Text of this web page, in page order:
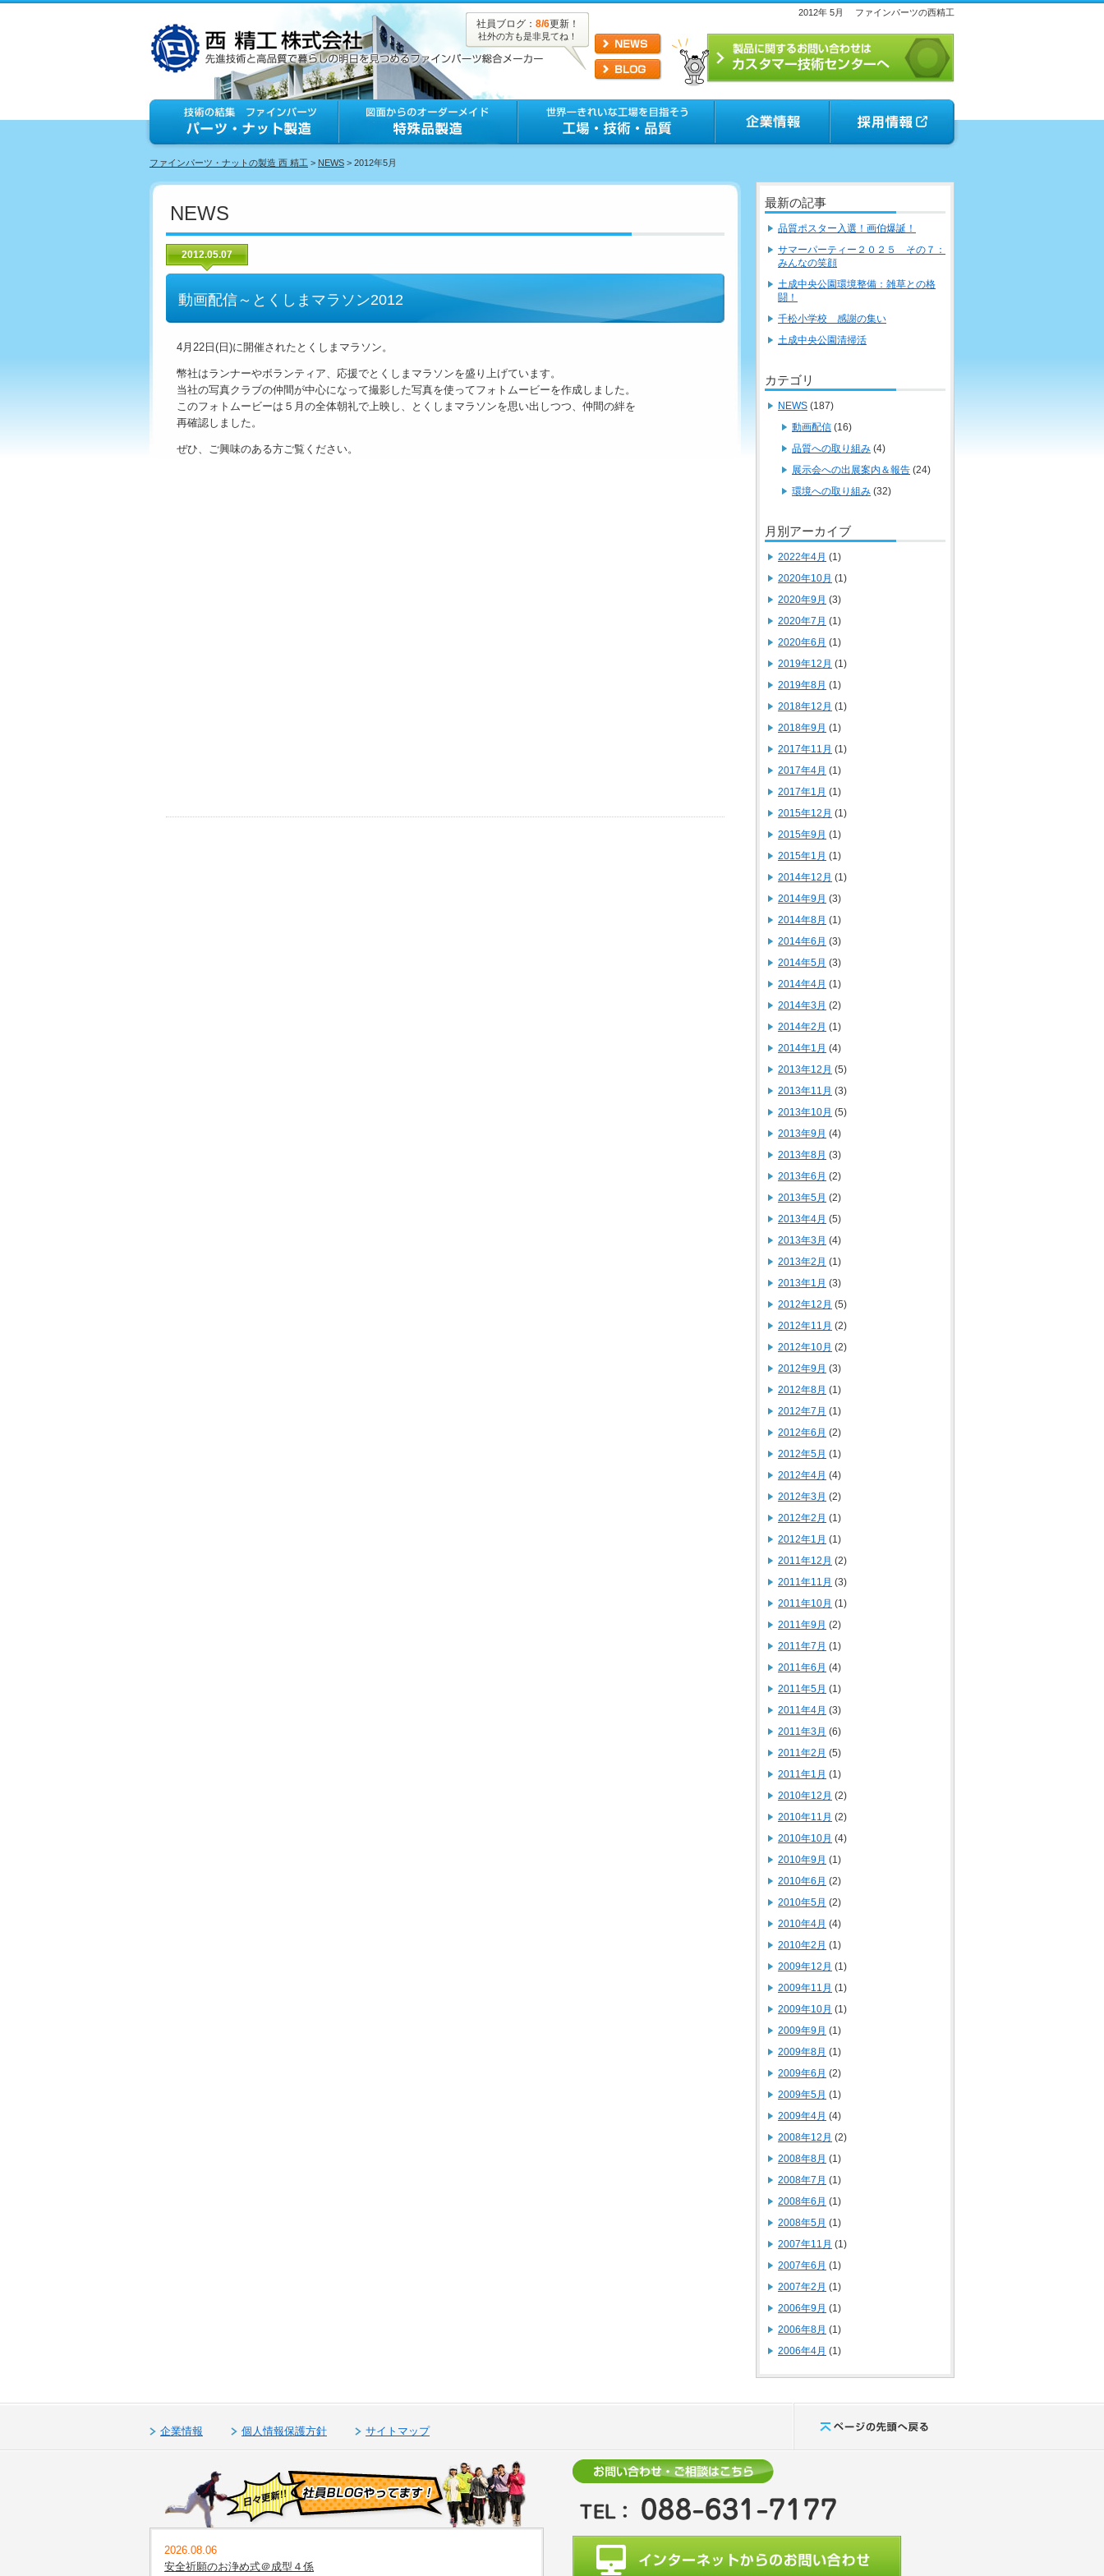
2012年 5月 ファインパーツの西精工
社員ブログ： 8/6更新！
社外の方も是非見てね！
ファインパーツ・ナットの製造 西 精工 > NEWS > 2012年5月
NEWS
2012.05.07
動画配信～とくしまマラソン2012
4月22日(日)に開催されたとくしまマラソン。
幣社はランナーやボランティア、応援でとくしまマラソンを盛り上げています。
当社の写真クラブの仲間が中心になって撮影した写真を使ってフォトムービーを作成しました。
このフォトムービーは５月の全体朝礼で上映し、とくしまマラソンを思い出しつつ、仲間の絆を
再確認しました。
ぜひ、ご興味のある方ご覧ください。
最新の記事
品質ポスター入選！画伯爆誕！
サマーパーティー２０２５ その７：
みんなの笑顔
土成中央公園環境整備：雑草との格
闘！
千松小学校 感謝の集い
土成中央公園清掃活
カテゴリ
NEWS (187)
動画配信 (16)
品質への取り組み (4)
展示会への出展案内＆報告 (24)
環境への取り組み (32)
月別アーカイブ
2022年4月 (1)
2020年10月 (1)
2020年9月 (3)
2020年7月 (1)
2020年6月 (1)
2019年12月 (1)
2019年8月 (1)
2018年12月 (1)
2018年9月 (1)
2017年11月 (1)
2017年4月 (1)
2017年1月 (1)
2015年12月 (1)
2015年9月 (1)
2015年1月 (1)
2014年12月 (1)
2014年9月 (3)
2014年8月 (1)
2014年6月 (3)
2014年5月 (3)
2014年4月 (1)
2014年3月 (2)
2014年2月 (1)
2014年1月 (4)
2013年12月 (5)
2013年11月 (3)
2013年10月 (5)
2013年9月 (4)
2013年8月 (3)
2013年6月 (2)
2013年5月 (2)
2013年4月 (5)
2013年3月 (4)
2013年2月 (1)
2013年1月 (3)
2012年12月 (5)
2012年11月 (2)
2012年10月 (2)
2012年9月 (3)
2012年8月 (1)
2012年7月 (1)
2012年6月 (2)
2012年5月 (1)
2012年4月 (4)
2012年3月 (2)
2012年2月 (1)
2012年1月 (1)
2011年12月 (2)
2011年11月 (3)
2011年10月 (1)
2011年9月 (2)
2011年7月 (1)
2011年6月 (4)
2011年5月 (1)
2011年4月 (3)
2011年3月 (6)
2011年2月 (5)
2011年1月 (1)
2010年12月 (2)
2010年11月 (2)
2010年10月 (4)
2010年9月 (1)
2010年6月 (2)
2010年5月 (2)
2010年4月 (4)
2010年2月 (1)
2009年12月 (1)
2009年11月 (1)
2009年10月 (1)
2009年9月 (1)
2009年8月 (1)
2009年6月 (2)
2009年5月 (1)
2009年4月 (4)
2008年12月 (2)
2008年8月 (1)
2008年7月 (1)
2008年6月 (1)
2008年5月 (1)
2007年11月 (1)
2007年6月 (1)
2007年2月 (1)
2006年9月 (1)
2006年8月 (1)
2006年4月 (1)
企業情報 個人情報保護方針 サイトマップ
2026.08.06
安全祈願のお浄め式＠成型４係